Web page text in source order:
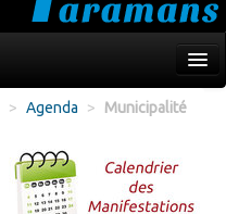
> Agenda > Municipalité